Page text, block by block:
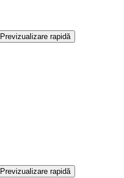
Previzualizare rapidă
Previzualizare rapidă